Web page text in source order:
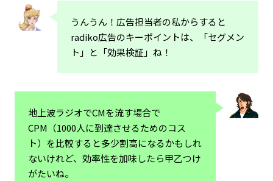
うんうん！広告担当者の私からすると
radiko広告のキーポイントは、「セグメン
ト」と「効果検証」ね！
地上波ラジオでCMを流す場合で
CPM（1000人に到達させるためのコス
ト）を比較すると多少割高になるかもしれ
ないけれど、効率性を加味したら甲乙つけ
がたいね。